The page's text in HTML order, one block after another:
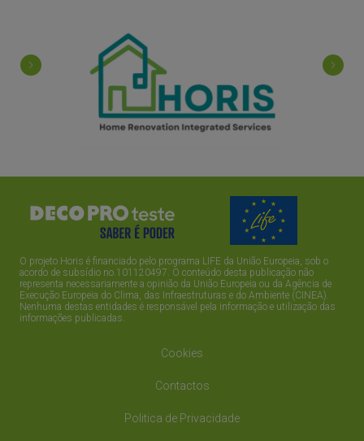
O projeto Horis é financiado pelo programa LIFE da União Europeia, sob o
acordo de subsídio no.101120497. O conteúdo desta publicação não
representa necessariamente a opinião da União Europeia ou da Agência de
Execução Europeia do Clima, das Infraestruturas e do Ambiente (CINEA).
Nenhuma destas entidades é responsável pela informação e utilização das
informações publicadas.
Cookies
Contactos
Politica de Privacidade